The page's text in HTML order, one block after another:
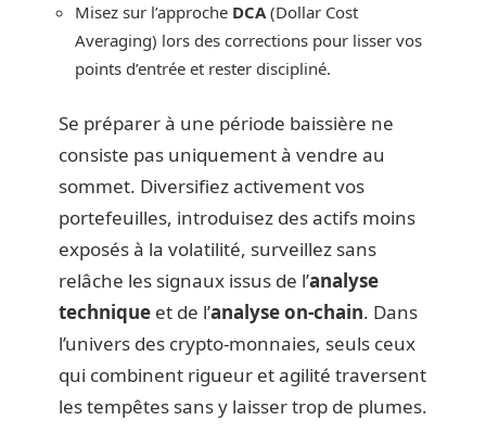
Misez sur l’approche DCA(Dollar Cost
Averaging) lors des corrections pour lisser vos
points d’entrée et rester discipliné.
Se préparer à une période baissière ne
consiste pas uniquement à vendre au
sommet. Diversifiez activement vos
portefeuilles, introduisez des actifs moins
exposés à la volatilité, surveillez sans
relâche les signaux issus de l’analyse
technique et de l’analyse on-chain. Dans
l’univers des crypto-monnaies, seuls ceux
qui combinent rigueur et agilité traversent
les tempêtes sans y laisser trop de plumes.